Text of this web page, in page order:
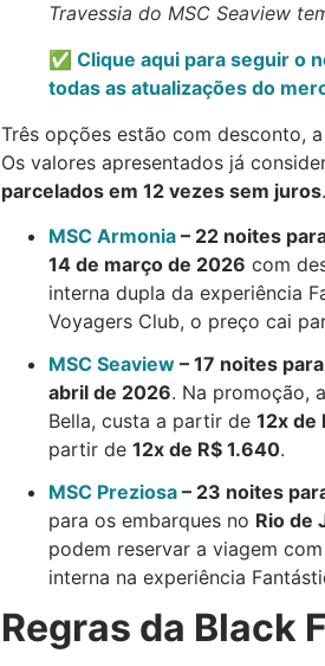
Travessia do MSC Seaview
✅ Clique aqui para seguir o
todas as atualizações do
Três opções estão com desconto,
Os valores apresentados já
parcelados em 12 vezes sem juros.
MSC Armonia – 22 noites
14 de março de 2026 com
interna dupla da experiência
Voyagers Club, o preço cai
MSC Seaview – 17 noites
abril de 2026. Na promoção,
Bella, custa a partir de 12x de
partir de 12x de R$ 1.640.
MSC Preziosa – 23 noites
para os embarques no Rio de
podem reservar a viagem
interna na experiência
Regras da Black